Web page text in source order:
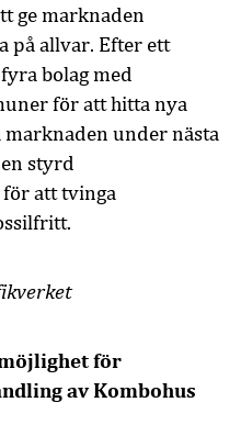
ge marknaden
på allvar. Efter ett
bolag med
för att hitta nya
under nästa
styrd
att tvinga
för
av Kombohus